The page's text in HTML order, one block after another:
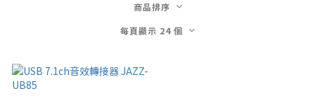
商品排序
每頁顯示 24 個